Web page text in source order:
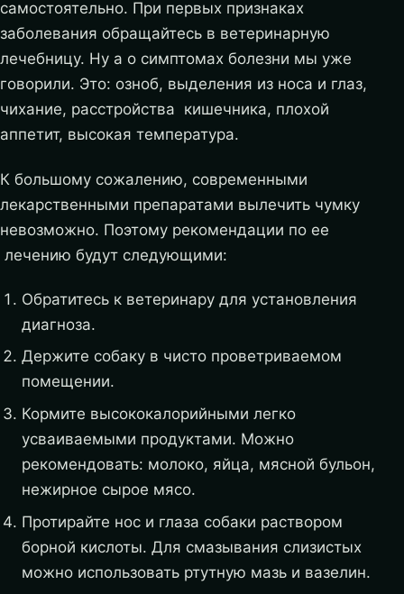
самостоятельно. При первых признаках
заболевания обращайтесь в ветеринарную
лечебницу. Ну а о симптомах болезни мы уже
говорили. Это: озноб, выделения из носа и глаз,
чихание, расстройства кишечника, плохой
аппетит, высокая температура.
К большому сожалению, современными
лекарственными препаратами вылечить чумку
невозможно. Поэтому рекомендации по ее
лечению будут следующими:
Обратитесь к ветеринару для установления
диагноза.
Держите собаку в чисто проветриваемом
помещении.
Кормите высококалорийными легко
усваиваемыми продуктами. Можно
рекомендовать: молоко, яйца, мясной бульон,
нежирное сырое мясо.
Протирайте нос и глаза собаки раствором
борной кислоты. Для смазывания слизистых
можно использовать ртутную мазь и вазелин.